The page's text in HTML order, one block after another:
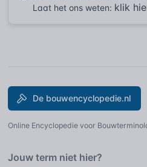
Laat het ons weten: klik
De bouwencyclopedie.nl
Online Encyclopedie voor
Jouw term niet hier?